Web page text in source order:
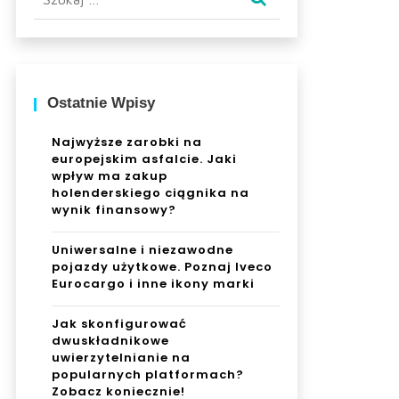
Ostatnie Wpisy
Najwyższe zarobki na
europejskim asfalcie. Jaki
wpływ ma zakup
holenderskiego ciągnika na
wynik finansowy?
Uniwersalne i niezawodne
pojazdy użytkowe. Poznaj Iveco
Eurocargo i inne ikony marki
Jak skonfigurować
dwuskładnikowe
uwierzytelnianie na
popularnych platformach?
Zobacz koniecznie!